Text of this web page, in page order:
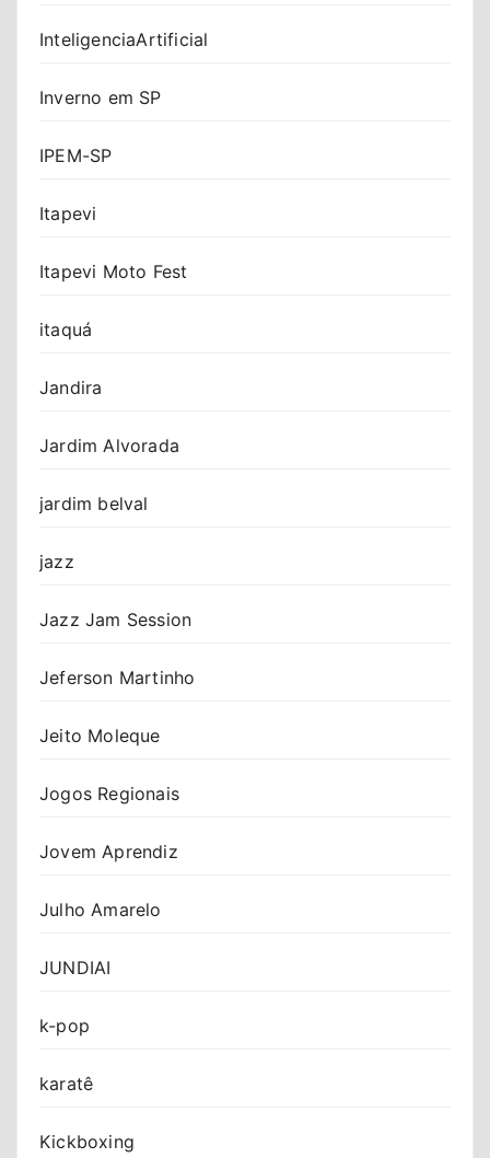
InteligenciaArtificial
Inverno em SP
IPEM-SP
Itapevi
Itapevi Moto Fest
itaquá
Jandira
Jardim Alvorada
jardim belval
jazz
Jazz Jam Session
Jeferson Martinho
Jeito Moleque
Jogos Regionais
Jovem Aprendiz
Julho Amarelo
JUNDIAI
k-pop
karatê
Kickboxing